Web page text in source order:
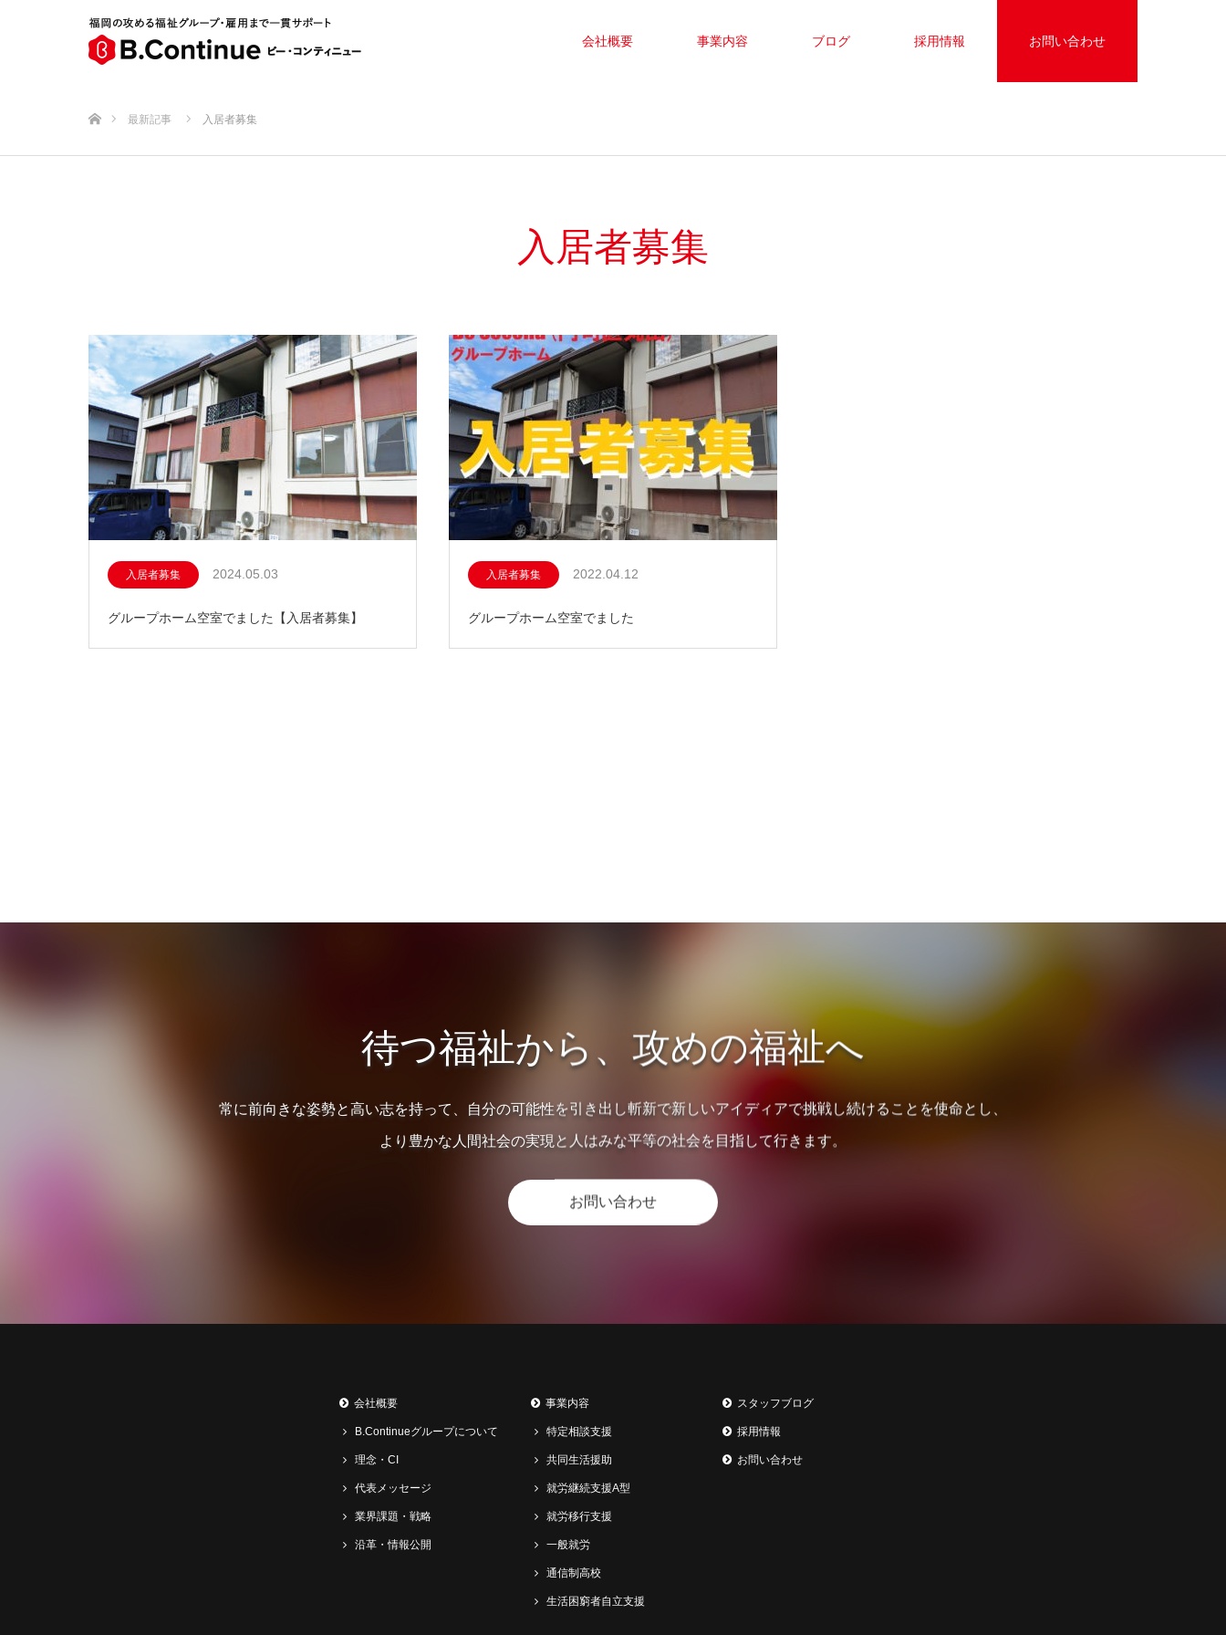
会社概要 事業内容 ブログ 採用情報 お問い合わせ
最新記事 入居者募集
入居者募集
入居者募集 2024.05.03
グループホーム空室でました【入居者募集】
入居者募集 2022.04.12
グループホーム空室でました
待つ福祉から、 攻めの福祉へ
常に前向きな姿勢と高い志を持って、自分の可能性を引き出し斬新で新しいアイディアで挑戦し続けることを使命とし、
より豊かな人間社会の実現と人はみな平等の社会を目指して行きます。
お問い合わせ
会社概要
B.Continueグループについて
理念・CI
代表メッセージ
業界課題・戦略
沿革・情報公開
事業内容
特定相談支援
共同生活援助
就労継続支援A型
就労移行支援
一般就労
通信制高校
生活困窮者自立支援
スタッフブログ
採用情報
お問い合わせ